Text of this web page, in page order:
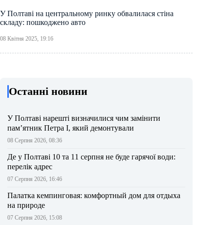
У Полтаві на центральному ринку обвалилася стіна
складу: пошкоджено авто
08 Квітня 2025, 19:16
Останні новини
У Полтаві нарешті визначилися чим замінити
пам’ятник Петра І, який демонтували
08 Серпня 2026, 08:36
Де у Полтаві 10 та 11 серпня не буде гарячої води:
перелік адрес
07 Серпня 2026, 16:46
Палатка кемпинговая: комфортный дом для отдыха
на природе
07 Серпня 2026, 15:08